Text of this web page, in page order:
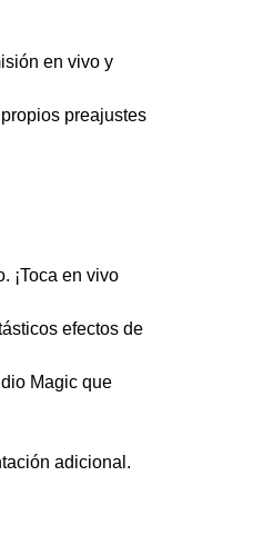
en vivo y
preajustes
¡Toca en vivo
efectos de
Magic que
adicional.